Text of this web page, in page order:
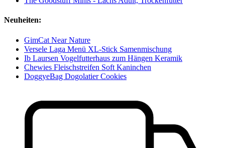
Neuheiten:
GimCat Near Nature
Versele Laga Menü XL-Stick Samenmischung
Ib Laursen Vogelfutterhaus zum Hängen Keramik
Chewies Fleischstreifen Soft Kaninchen
DoggyeBag Dogolatier Cookies